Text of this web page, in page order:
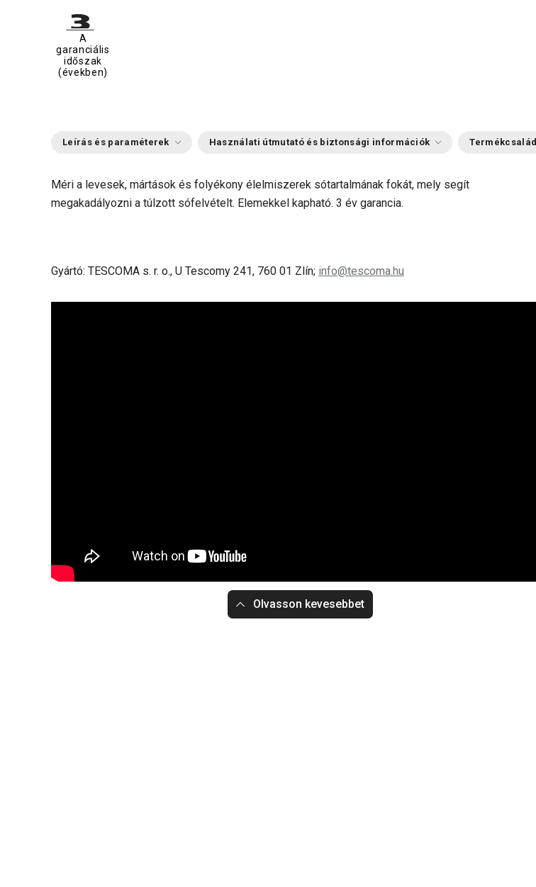
A
garanciális
időszak
(években)
Leírás és paraméterek Használati útmutató és biztonsági információk Termékcsalád
Méri a levesek, mártások és folyékony élelmiszerek sótartalmának fokát, mely segít
megakadályozni a túlzott sófelvételt. Elemekkel kapható. 3 év garancia.
Gyártó: TESCOMA s. r. o., U Tescomy 241, 760 01 Zlín; info@tescoma.hu
Olvasson kevesebbet